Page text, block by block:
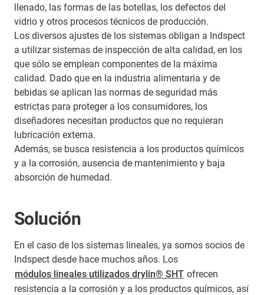
llenado, las formas de las botellas, los defectos del
vidrio y otros procesos técnicos de producción.
Los diversos ajustes de los sistemas obligan a Indspect
a utilizar sistemas de inspección de alta calidad, en los
que sólo se emplean componentes de la máxima
calidad. Dado que en la industria alimentaria y de
bebidas se aplican las normas de seguridad más
estrictas para proteger a los consumidores, los
diseñadores necesitan productos que no requieran
lubricación externa.
Además, se busca resistencia a los productos químicos
y a la corrosión, ausencia de mantenimiento y baja
absorción de humedad.
Solución
En el caso de los sistemas lineales, ya somos socios de
Indspect desde hace muchos años. Los
módulos lineales utilizados drylin® SHT ofrecen
resistencia a la corrosión y a los productos químicos, así